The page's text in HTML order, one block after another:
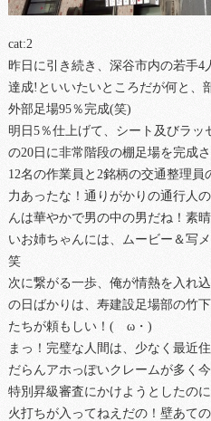
cat:2
昨日に引き続き、深谷市内の若手
達成!といいたいところだが何と、
外部足場95％完成(笑)
明日5％仕上げて、シート及びラ
の20日に非常階段の棚足場を完成さ
12名の作業員と2銘柄の交通整理員
力あったな！通りがかりの通行人
んは華やかで男の中の男だね！素
いお姉ちゃんには、ムービー＆写
笑
次に繋がる一歩、俺が情熱を入れ
の日ばかりは、寿建設足場部の竹
たちが頼もしい！(ゝω・)
まっ！完璧な人間は、少なく最近
だらんアホっぽいクレームが多く
特別昇級審査にかけようとしたの
火打ちが入ってねえだの！壁あて